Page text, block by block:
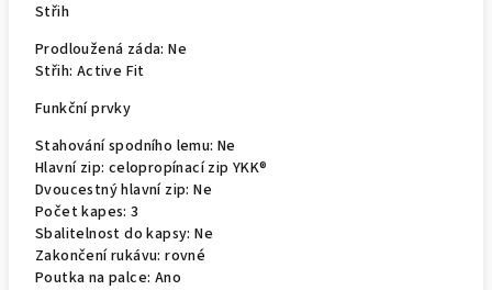
Střih
Prodloužená záda:Ne
Střih: Active Fit
Funkční prvky
Stahování spodního lemu: Ne
Hlavní zip: celopropínací zip YKK®
Dvoucestný hlavní zip:Ne
Počet kapes:3
Sbalitelnost do kapsy:Ne
Zakončení rukávu:rovné
Poutka na palce: Ano